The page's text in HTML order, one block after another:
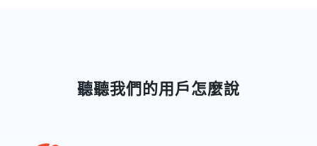
聽聽我們的用戶怎麼說